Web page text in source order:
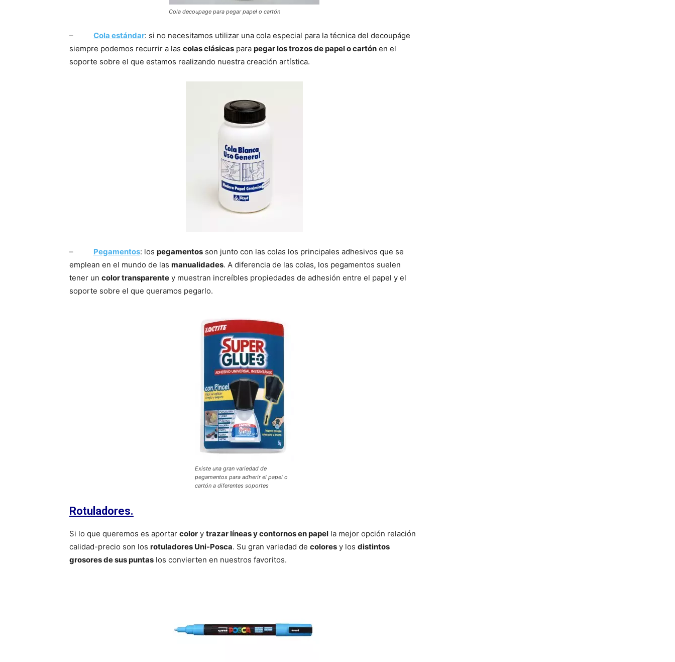
Cola decoupage para pegar papel o cartón
– Cola estándar: si no necesitamos utilizar una cola especial para la técnica del decoupáge
siempre podemos recurrir a las colas clásicas para pegar los trozos de papel o cartón en el
soporte sobre el que estamos realizando nuestra creación artística.
– Pegamentos: los pegamentos son junto con las colas los principales adhesivos que se
emplean en el mundo de las manualidades. A diferencia de las colas, los pegamentos suelen
tener un color transparente y muestran increíbles propiedades de adhesión entre el papel y el
soporte sobre el que queramos pegarlo.
Existe una gran variedad de
pegamentos para adherir el papel o
cartón a diferentes soportes
Rotuladores.
Si lo que queremos es aportar color y trazar líneas y contornos en papel la mejor opción relación
calidad-precio son los rotuladores Uni-Posca. Su gran variedad de colores y los distintos
grosores de sus puntas los convierten en nuestros favoritos.